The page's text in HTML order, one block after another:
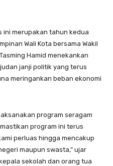
ini merupakan tahun kedua
Wali Kota bersama Wakil
Hamid menekankan
janji politik yang terus
meringankan beban ekonomi
program seragam
program ini terus
perluas hingga mencakup
maupun swasta,” ujar
sekolah dan orang tua